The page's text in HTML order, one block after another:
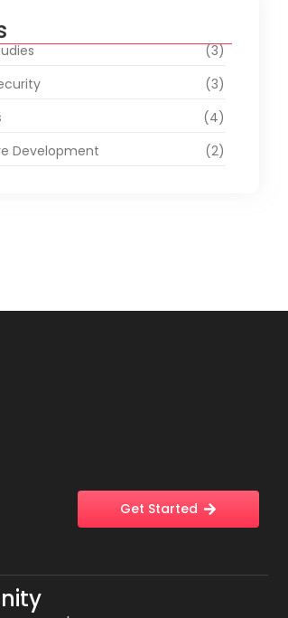
(3)
(3)
(4)
Development
(2)
Get Started